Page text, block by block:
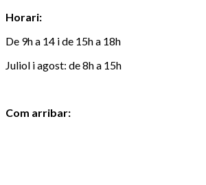
Horari:
De 9h a 14 i de 15h a 18h
Juliol i agost: de 8h a 15h
Com arribar: